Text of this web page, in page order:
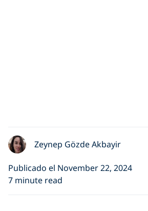
Zeynep Gözde Akbayir
Publicado el November 22, 2024
7 minute read